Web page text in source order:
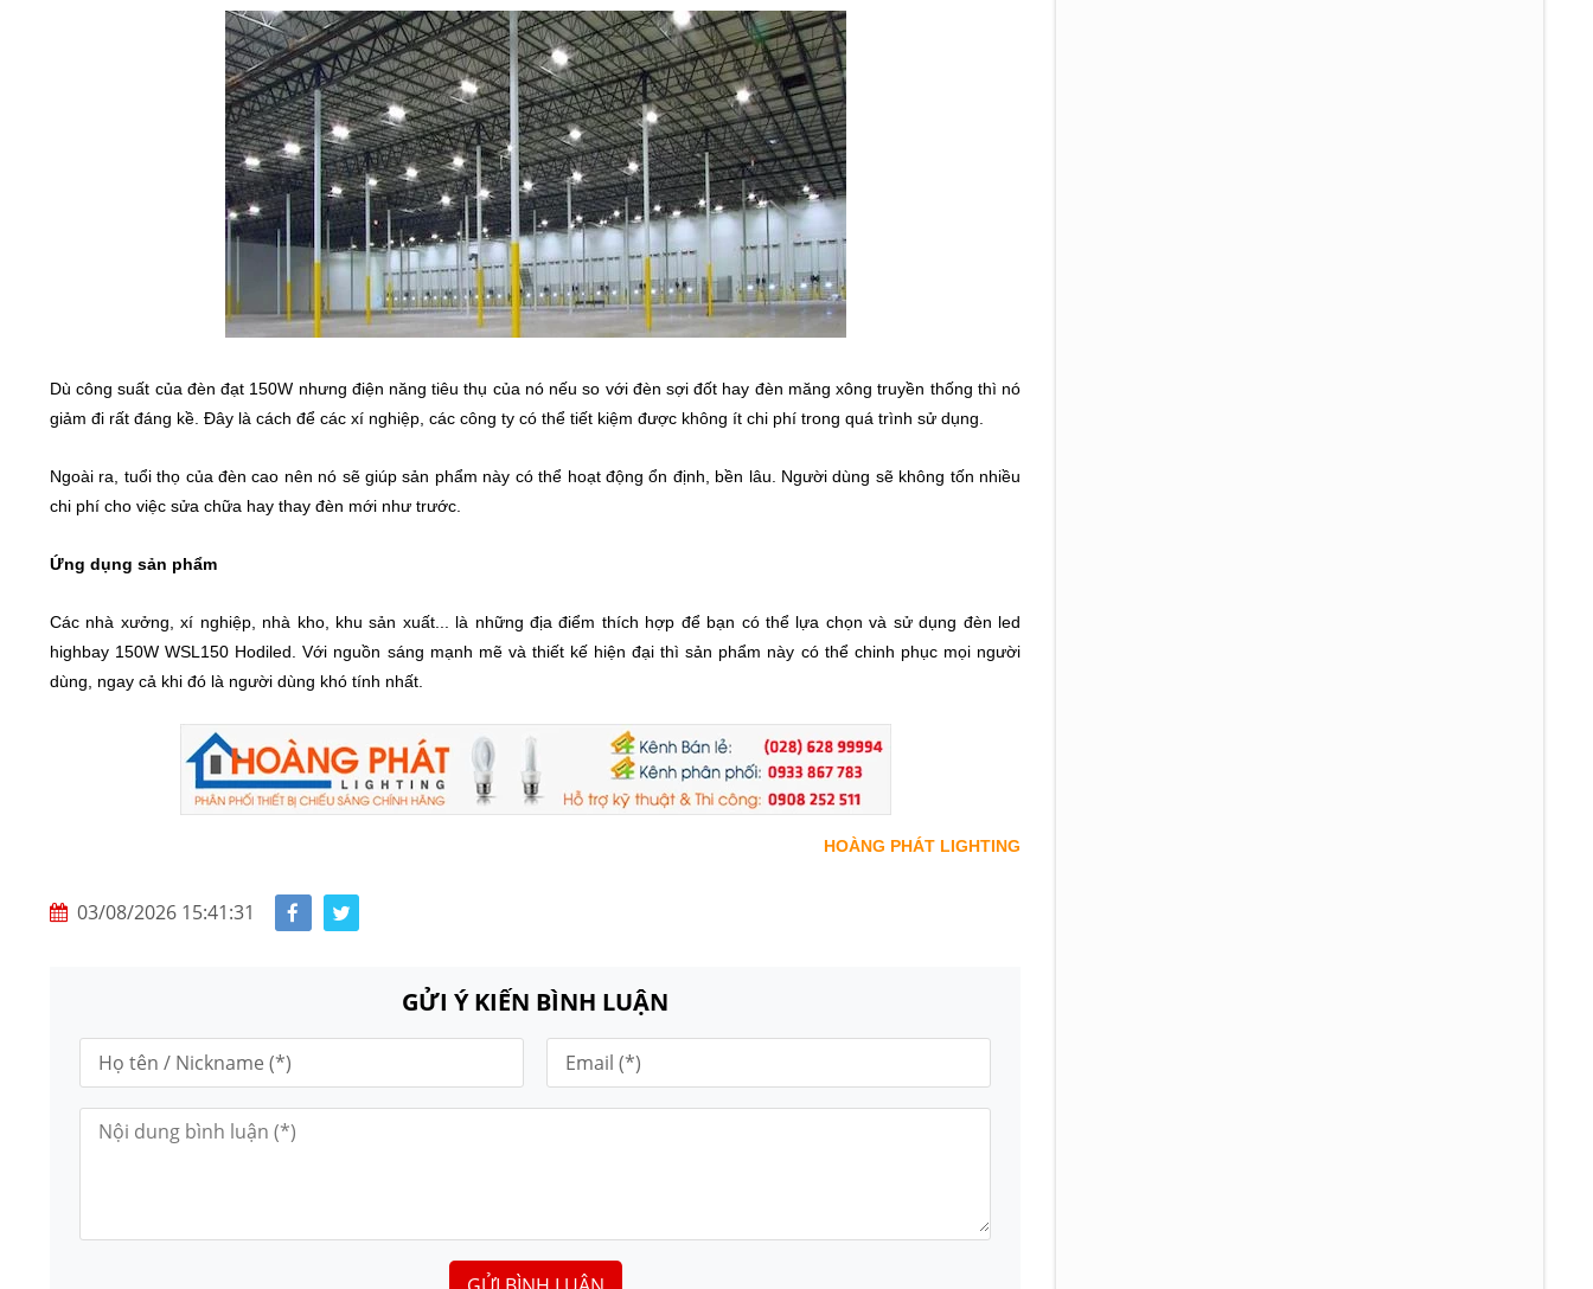
Dù công suất của đèn đạt 150W nhưng điện năng tiêu thụ của nó nếu so với đèn sợi đốt hay đèn măng xông truyền thống thì nó
giảm đi rất đáng kề. Đây là cách để các xí nghiệp, các công ty có thể tiết kiệm được không ít chi phí trong quá trình sử dụng.
Ngoài ra, tuổi thọ của đèn cao nên nó sẽ giúp sản phẩm này có thể hoạt động ổn định, bền lâu. Người dùng sẽ không tốn nhiều
chi phí cho việc sửa chữa hay thay đèn mới như trước.
Ứng dụng sản phẩm
Các nhà xưởng, xí nghiệp, nhà kho, khu sản xuất... là những địa điểm thích hợp để bạn có thể lựa chọn và sử dụng đèn led
highbay 150W WSL150 Hodiled. Với nguồn sáng mạnh mẽ và thiết kế hiện đại thì sản phẩm này có thể chinh phục mọi người
dùng, ngay cả khi đó là người dùng khó tính nhất.
HOÀNG PHÁT LIGHTING
03/08/2026 15:41:31
GỬI Ý KIẾN BÌNH LUẬN